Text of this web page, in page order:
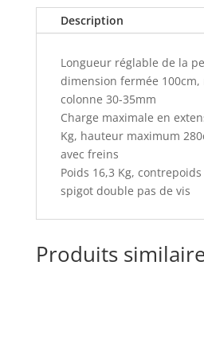
Description
Longueur réglable de la
dimension fermée
colonne 30-35mm
Charge maximale en
Kg, hauteur maximum
avec freins
Poids 16,3 Kg,
spigot double pas de vis
Produits